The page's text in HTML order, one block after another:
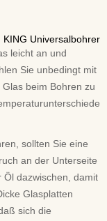
Universalbohrer
leicht an und
Sie unbedingt mit
beim Bohren zu
sollten Sie eine
an der Unterseite
Öl dazwischen, damit
Glasplatten
sich die